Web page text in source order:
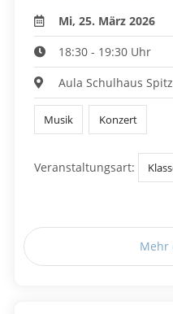
Mi, 25. März 2026
18:30 - 19:30 Uhr
Aula Schulhaus Spitz
Musik Konzert
Veranstaltungsart:
Mehr